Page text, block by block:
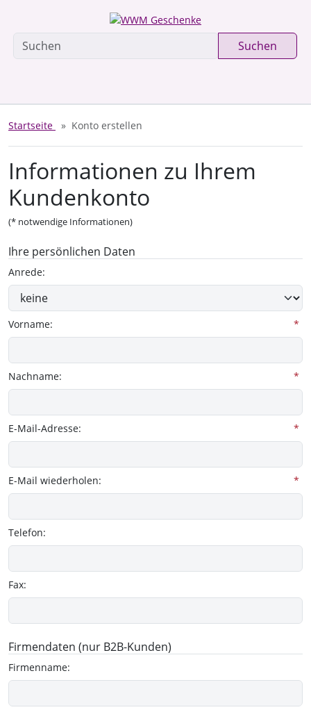
Sprungnavigation
Springe zum Inhalt
Suchen
Startseite Konto erstellen
Informationen zu Ihrem
Kundenkonto
(* notwendige Informationen)
Ihre persönlichen Daten
Anrede:
Vorname: *
Nachname: *
E-Mail-Adresse: *
E-Mail wiederholen: *
Telefon:
Fax:
Firmendaten (nur B2B-Kunden)
Firmenname: